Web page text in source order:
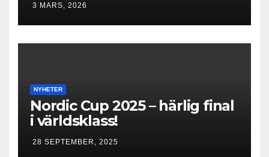
3 MARS, 2026
NYHETER
Nordic Cup 2025 – härlig final
i världsklass!
28 SEPTEMBER, 2025